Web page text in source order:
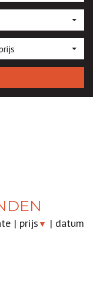
| prijs ▼ | datum